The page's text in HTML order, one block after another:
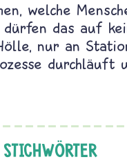
welche
dürfen das auf
nur an
durchläuft
STICHWÖRTER